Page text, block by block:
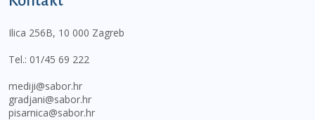
Ilica 256B, 10 000 Zagreb
Tel.: 01/45 69 222
mediji@sabor.hr
gradjani@sabor.hr
pisarnica@sabor.hr